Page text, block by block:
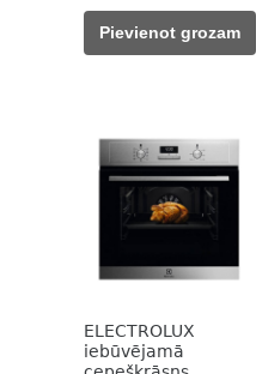
was:
785,00 €.
285,00 €.
Pievienot grozam
ELECTROLUX
iebūvējamā